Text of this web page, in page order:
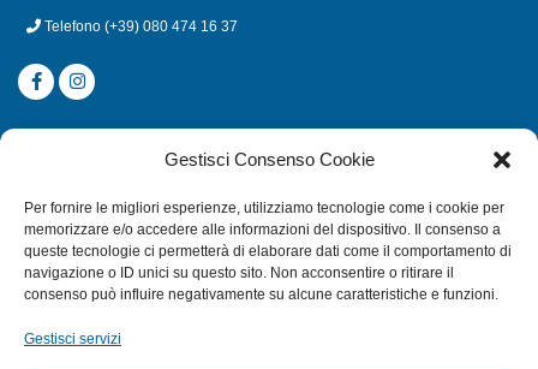
Gestisci Consenso Cookie
Per fornire le migliori esperienze, utilizziamo tecnologie come i cookie per
memorizzare e/o accedere alle informazioni del dispositivo. Il consenso a
queste tecnologie ci permetterà di elaborare dati come il comportamento di
navigazione o ID unici su questo sito. Non acconsentire o ritirare il
consenso può influire negativamente su alcune caratteristiche e funzioni.
Gestisci servizi
Telefono (+39) 080 474 16 37
CATEGORIE
MULINELLI
CANNE
ACCESSORI NAUTICI